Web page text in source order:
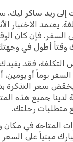
إلى ريد ساكر ليك،
يعتمد الاختيار
السفر. فإن كان
وقتاً أطول في
التكلفة، فقد
يوماً أو يومين،
سعر التذكرة
لدينا جميع هذه
متطلبات رحلتك.
المتاحة في مكان
مبنياً على